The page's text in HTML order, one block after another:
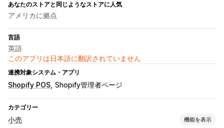
あなたのストアと同じようなストアに人気
アメリカに拠点
言語
英語
このアプリは日本語に翻訳されていません
連携対象システム・アプリ
Shopify POS Shopify管理者ページ
カテゴリー
小売 機能を表示